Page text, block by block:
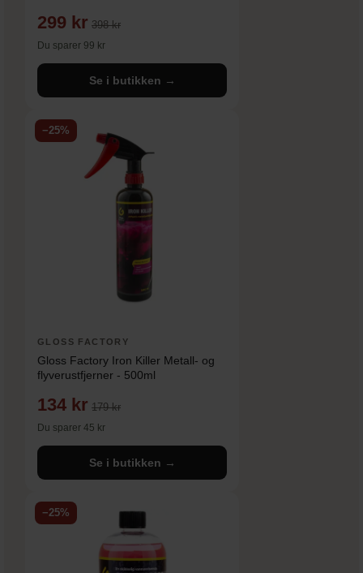
299 kr 398 kr
Du sparer 99 kr
Se i butikken →
−25%
GLOSS FACTORY
Gloss Factory Iron Killer Metall- og
flyverustfjerner - 500ml
134 kr 179 kr
Du sparer 45 kr
Se i butikken →
−25%